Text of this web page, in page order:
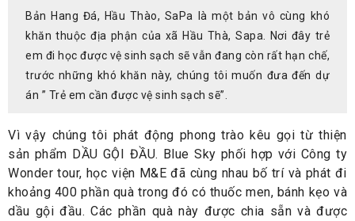
Bản Hang Đá, Hầu Thào, SaPa là một bản vô cùng khó
khăn thuộc địa phận của xã Hầu Thà, Sapa. Nơi đây trẻ
em đi học được vệ sinh sạch sẽ vẫn đang còn rất hạn chế,
trước những khó khăn này, chúng tôi muốn đưa đến dự
án ” Trẻ em cần được vệ sinh sạch sẽ”.
Vì vậy chúng tôi phát động phong trào kêu gọi từ thiện
sản phẩm DẦU GỘI ĐẦU. Blue Sky phối hợp với Công ty
Wonder tour, học viện M&E đã cùng nhau bố trí và phát đi
khoảng 400 phần quà trong đó có thuốc men, bánh kẹo và
dầu gội đầu. Các phần quà này được chia sẵn và được